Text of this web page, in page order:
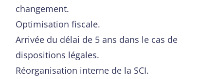
changement.
Optimisation fiscale.
Arrivée du délai de 5 ans dans le cas de
dispositions légales.
Réorganisation interne de la SCI.